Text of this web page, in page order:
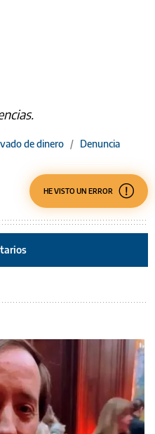
de dinero / Denuncia
HE VISTO UN ERROR